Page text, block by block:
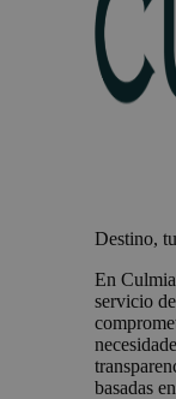
Destino,
En
servicio
basadas